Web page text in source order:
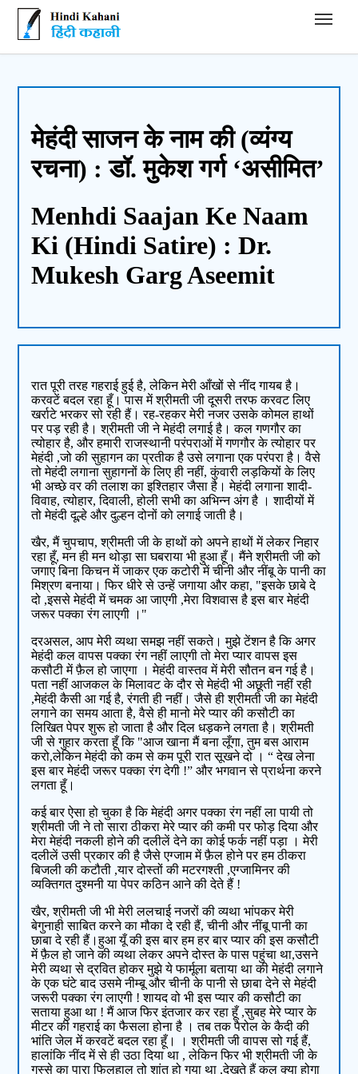
Hindi Kahani - हिंदी कहानी
मेहंदी साजन के नाम की (व्यंग्य
रचना) : डॉ. मुकेश गर्ग ‘असीमित’
Menhdi Saajan Ke Naam
Ki (Hindi Satire) : Dr.
Mukesh Garg Aseemit
रात पूरी तरह गहराई हुई है, लेकिन मेरी आँखों से नींद गायब है।
करवटें बदल रहा हूँ। पास में श्रीमती जी दूसरी तरफ करवट लिए
खर्राटे भरकर सो रही हैं। रह-रहकर मेरी नजर उसके कोमल हाथों
पर पड़ रही है। श्रीमती जी ने मेहंदी लगाई है। कल गणगौर का
त्योहार है, और हमारी राजस्थानी परंपराओं में गणगौर के त्योहार पर
मेहंदी ,जो की सुहागन का प्रतीक है उसे लगाना एक परंपरा है। वैसे
तो मेहंदी लगाना सुहागनों के लिए ही नहीं, कुंवारी लड़कियों के लिए
भी अच्छे वर की तलाश का इश्तिहार जैसा है। मेहंदी लगाना शादी-
विवाह, त्योहार, दिवाली, होली सभी का अभिन्न अंग है । शादीयों में
तो मेहंदी दूल्हे और दुल्हन दोनों को लगाई जाती है।
खैर, मैं चुपचाप, श्रीमती जी के हाथों को अपने हाथों में लेकर निहार
रहा हूँ, मन ही मन थोड़ा सा घबराया भी हुआ हूँ। मैंने श्रीमती जी को
जगाए बिना किचन में जाकर एक कटोरी में चीनी और नींबू के पानी का
मिश्रण बनाया। फिर धीरे से उन्हें जगाया और कहा, "इसके छाबे दे
दो ,इससे मेहंदी में चमक आ जाएगी ,मेरा विशवास है इस बार मेहंदी
जरूर पक्का रंग लाएगी ।"
दरअसल, आप मेरी व्यथा समझ नहीं सकते। मुझे टेंशन है कि अगर
मेहंदी कल वापस पक्का रंग नहीं लाएगी तो मेरा प्यार वापस इस
कसौटी में फ़ैल हो जाएगा । मेहंदी वास्तव में मेरी सौतन बन गई है।
पता नहीं आजकल के मिलावट के दौर से मेहंदी भी अछूती नहीं रही
,मेहंदी कैसी आ गई है, रंगती ही नहीं। जैसे ही श्रीमती जी का मेहंदी
लगाने का समय आता है, वैसे ही मानो मेरे प्यार की कसौटी का
लिखित पेपर शुरू हो जाता है और दिल धड़कने लगता है। श्रीमती
जी से गुहार करता हूँ कि "आज खाना मैं बना लूँगा, तुम बस आराम
करो,लेकिन मेहंदी को कम से कम पूरी रात सूखने दो । “ देख लेना
इस बार मेहंदी जरूर पक्का रंग देगी !” और भगवान से प्रार्थना करने
लगता हूँ।
कई बार ऐसा हो चुका है कि मेहंदी अगर पक्का रंग नहीं ला पायी तो
श्रीमती जी ने तो सारा ठीकरा मेरे प्यार की कमी पर फोड़ दिया और
मेरा मेहंदी नकली होने की दलीलें देने का कोई फर्क नहीं पड़ा । मेरी
दलीलें उसी प्रकार की है जैसे एग्जाम में फ़ैल होने पर हम ठीकरा
बिजली की कटौती ,यार दोस्तों की मटरगश्ती ,एग्जामिनर की
व्यक्तिगत दुश्मनी या पेपर कठिन आने की देते हैं !
खैर, श्रीमती जी भी मेरी ललचाई नजरों की व्यथा भांपकर मेरी
बेगुनाही साबित करने का मौका दे रही हैं, चीनी और नींबू पानी का
छाबा दे रही हैं।हुआ यूँ की इस बार हम हर बार प्यार की इस कसौटी
में फ़ैल हो जाने की व्यथा लेकर अपने दोस्त के पास पहुंचा था,उसने
मेरी व्यथा से द्रवित होकर मुझे ये फार्मूला बताया था की मेहंदी लगाने
के एक घंटे बाद उसमे नीम्बू और चीनी के पानी से छाबा देने से मेहंदी
जरूरी पक्का रंग लाएगी ! शायद वो भी इस प्यार की कसौटी का
सताया हुआ था ! मैं आज फिर इंतजार कर रहा हूँ ,सुबह मेरे प्यार के
मीटर की गहराई का फैसला होना है । तब तक पैरोल के कैदी की
भांति जेल में करवटें बदल रहा हूँ। । श्रीमती जी वापस सो गई हैं,
हालांकि नींद में से ही उठा दिया था , लेकिन फिर भी श्रीमती जी के
गुस्से का पारा फिलहाल तो शांत हो गया था ,देखते हैं कल क्या होगा